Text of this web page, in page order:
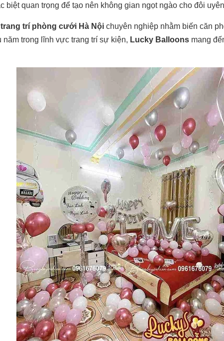
biệt quan trọng để tạo nên không gian ngọt ngào cho đôi
trang trí phòng cưới Hà Nội chuyên nghiệp nhằm biến căn
trong lĩnh vực trang trí sự kiện, Lucky Balloons mang